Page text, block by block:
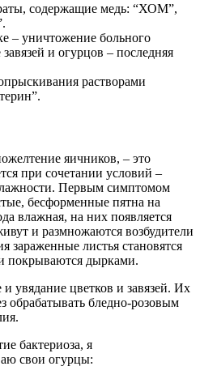
содержащие медь: “ХОМ”,
– уничтожение больного
и огурцов – последняя
растворами
яичников, – это
при сочетании условий –
Первым симптомом
бесформенные пятна на
влажная, на них появляется
и размножаются возбудители
зараженные листья становятся
дырками.
увядание цветков и завязей. Их
обрабатывать бледно-розовым
бактериоза, я
свои огурцы: